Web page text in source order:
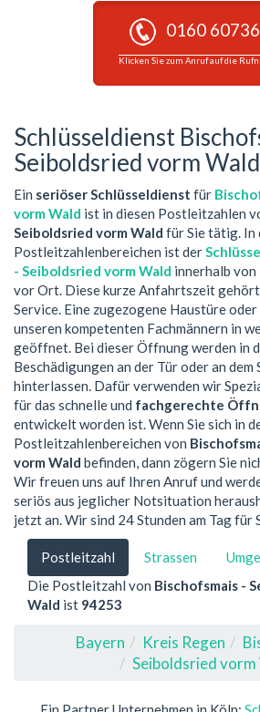
0160
Klicken Sie zum Anruf auf die
Schlüsseldienst
Seiboldsried vorm Wald
Ein seriöser Schlüsseldienst für
vorm Wald ist in diesen Postleitzahlen
Seiboldsried vorm Wald für Sie tätig. In
Postleitzahlenbereichen ist der
- Seiboldsried vorm Wald innerhalb
vor Ort. Diese kurze Anfahrtszeit gehört
Service. Eine zugezogene Haustüre
unseren kompetenten Fachmännern in
geöffnet. Bei dieser Öffnung werden in
Beschädigungen an der Tür oder an dem
hinterlassen. Dafür verwenden wir
für das schnelle und fachgerechte
entwickelt worden ist. Wenn Sie sich in
Postleitzahlenbereichen von
vorm Wald befinden, dann zögern Sie
Wir freuen uns auf Ihren Anruf und
seriös aus jeglicher Notsituation
jetzt an. Wir sind 24 Stunden am Tag für
Postleitzahl Strassen
Die Postleitzahl von Bischofsmais -
Wald ist 94253
Bayern Kreis Regen
Seiboldsried vorm